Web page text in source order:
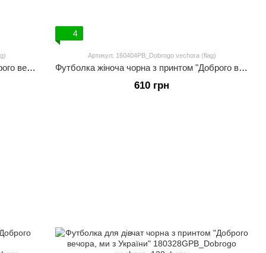
Футболка жіноча біла з принтом "Доброго вечора, ми з України (флаг)"
4
Артикул: 160404PB_Dobrogo vechora (flag)
Футболка жіноча чорна з принтом "Доброго вечора, ми з України (флаг)"
610 грн